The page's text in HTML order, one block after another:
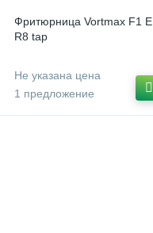
Фритюрница Vortmax F1 Е
R8 tap
Не указана цена
1 предложение